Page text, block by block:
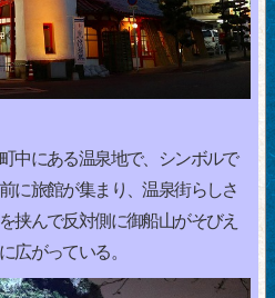
中にある温泉地で、シンボルで
に旅館が集まり、温泉街らしさ
挟んで反対側に御船山がそびえ
広がっている。